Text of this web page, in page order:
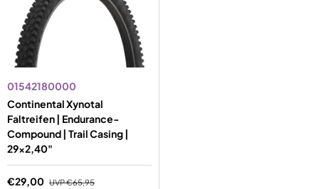
01542180000
Continental Xynotal
Faltreifen | Endurance-
Compound | Trail Casing |
29x2,40"
€29,00 UVP€65,95